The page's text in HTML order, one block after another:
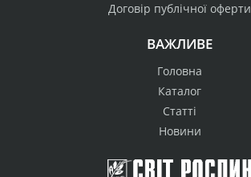
Договір публічної оферти
ВАЖЛИВЕ
Головна
Каталог
Статті
Новини